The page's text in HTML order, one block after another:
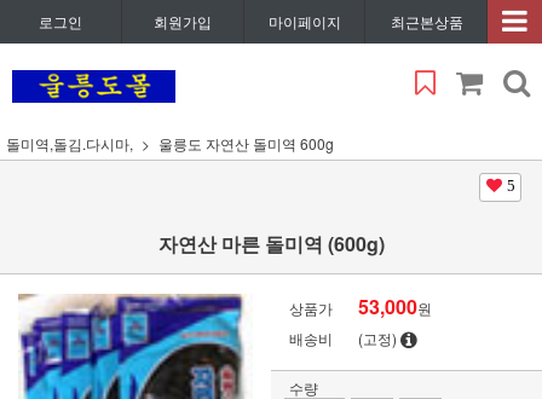
로그인 회원가입 마이페이지 최근본상품
돌미역,돌김.다시마, 울릉도 자연산 돌미역 600g
5
자연산 마른 돌미역 (600g)
상품가 53,000원
배송비
(고정)
수량